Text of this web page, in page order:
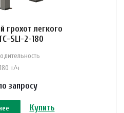
грохот легкого
SLI-2-180
180 т/ч
запросу
Купить